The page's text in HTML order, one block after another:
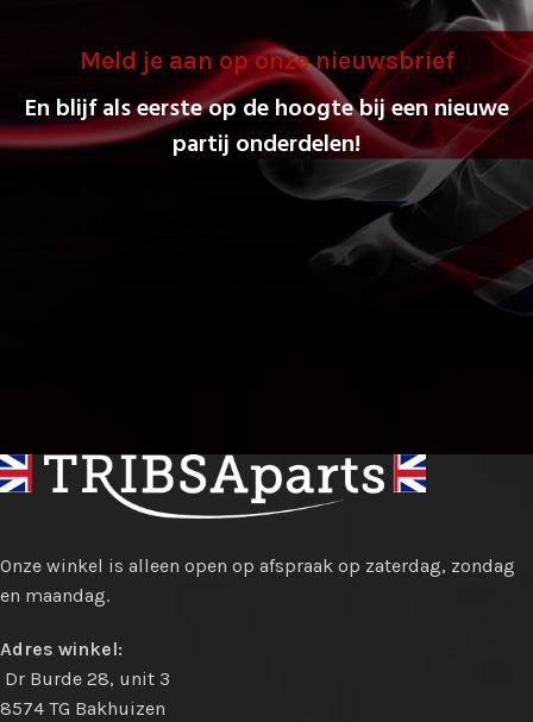
Meld je aan op onze nieuwsbrief
En blijf als eerste op de hoogte bij een nieuwe
partij onderdelen!
Onze winkel is alleen open op afspraak op zaterdag, zondag
en maandag.
Adres winkel:
Dr Burde 28, unit 3
8574 TG Bakhuizen